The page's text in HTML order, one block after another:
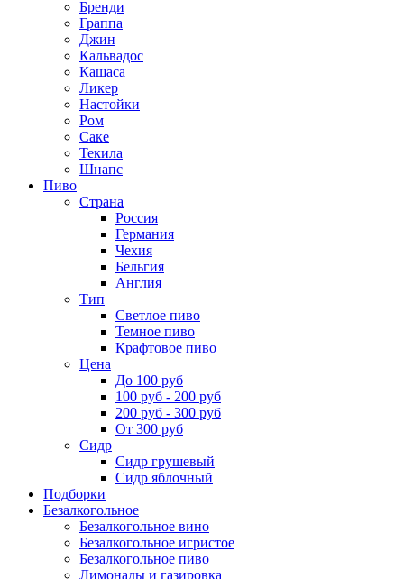
Бренди
Граппа
Джин
Кальвадос
Кашаса
Ликер
Настойки
Ром
Саке
Текила
Шнапс
Пиво
Страна
Россия
Германия
Чехия
Бельгия
Англия
Тип
Светлое пиво
Темное пиво
Крафтовое пиво
Цена
До 100 руб
100 руб - 200 руб
200 руб - 300 руб
От 300 руб
Сидр
Сидр грушевый
Сидр яблочный
Подборки
Безалкогольное
Безалкогольное вино
Безалкогольное игристое
Безалкогольное пиво
Лимонады и газировка